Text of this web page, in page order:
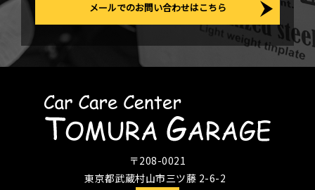
メールでのお問い合わせはこちら
〒208-0021
東京都武蔵村山市三ツ藤 2-6-2